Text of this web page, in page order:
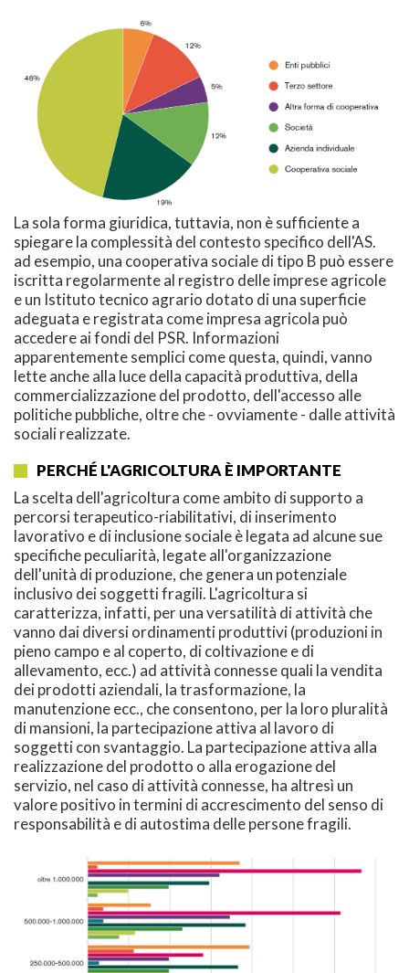
La sola forma giuridica, tuttavia, non è sufficiente a
spiegare la complessità del contesto specifico dell'AS.
ad esempio, una cooperativa sociale di tipo B può essere
iscritta regolarmente al registro delle imprese agricole
e un Istituto tecnico agrario dotato di una superficie
adeguata e registrata come impresa agricola può
accedere ai fondi del PSR. Informazioni
apparentemente semplici come questa, quindi, vanno
lette anche alla luce della capacità produttiva, della
commercializzazione del prodotto, dell'accesso alle
politiche pubbliche, oltre che - ovviamente - dalle attività
sociali realizzate.
PERCHÉ L'AGRICOLTURA È IMPORTANTE
La scelta dell'agricoltura come ambito di supporto a
percorsi terapeutico-riabilitativi, di inserimento
lavorativo e di inclusione sociale è legata ad alcune sue
specifiche peculiarità, legate all'organizzazione
dell'unità di produzione, che genera un potenziale
inclusivo dei soggetti fragili. L'agricoltura si
caratterizza, infatti, per una versatilità di attività che
vanno dai diversi ordinamenti produttivi (produzioni in
pieno campo e al coperto, di coltivazione e di
allevamento, ecc.) ad attività connesse quali la vendita
dei prodotti aziendali, la trasformazione, la
manutenzione ecc., che consentono, per la loro pluralità
di mansioni, la partecipazione attiva al lavoro di
soggetti con svantaggio. La partecipazione attiva alla
realizzazione del prodotto o alla erogazione del
servizio, nel caso di attività connesse, ha altresì un
valore positivo in termini di accrescimento del senso di
responsabilità e di autostima delle persone fragili.